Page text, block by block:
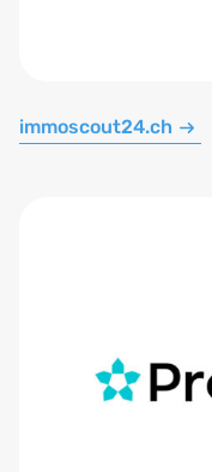
immoscout24.ch